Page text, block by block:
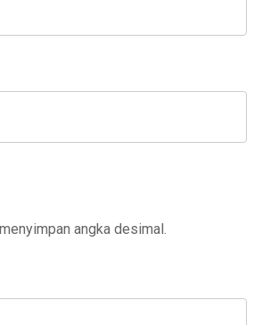
angka desimal.